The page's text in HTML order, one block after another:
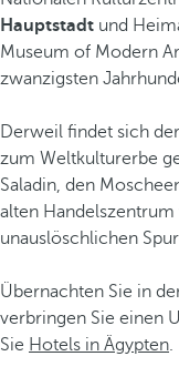
Hauptstadt und
Museum of Modern
zwanzigsten
Derweil findet sich
zum Weltkulturerbe
Saladin, den
alten
unauslöschlichen
Übernachten Sie in
verbringen Sie einen
Sie Hotels in Ägypten.